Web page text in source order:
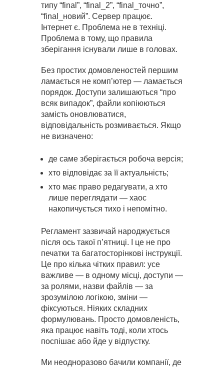
типу “final”, “final_2”, “final_точно”,
“final_новий”. Сервер працює.
Інтернет є. Проблема не в техніці.
Проблема в тому, що правила
зберігання існували лише в головах.
Без простих домовленостей першим
ламається не комп’ютер — ламається
порядок. Доступи залишаються “про
всяк випадок”, файли копіюються
замість оновлюватися,
відповідальність розмивається. Якщо
не визначено:
де саме зберігається робоча версія;
хто відповідає за її актуальність;
хто має право редагувати, а хто
лише переглядати — хаос
накопичується тихо і непомітно.
Регламент зазвичай народжується
після ось такої п’ятниці. І це не про
печатки та багатосторінкові інструкції.
Це про кілька чітких правил: усе
важливе — в одному місці, доступи —
за ролями, назви файлів — за
зрозумілою логікою, зміни —
фіксуються. Ніяких складних
формулювань. Просто домовленість,
яка працює навіть тоді, коли хтось
поспішає або йде у відпустку.
Ми неодноразово бачили компанії, де